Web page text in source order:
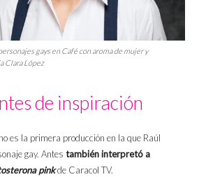
gays en Café con aroma de mujer y
Clara López
de inspiración
es la primera producción en la que Raúl
gay. Antes también interpretó a
pinkde Caracol TV.